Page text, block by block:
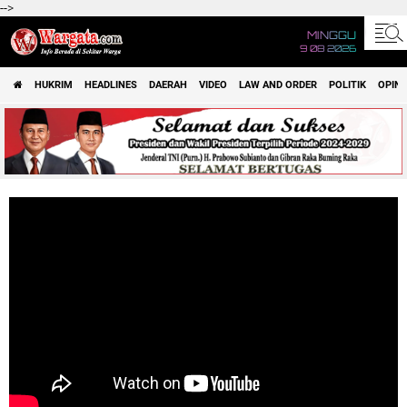
-->
MINGGU
9 08 2026
HUKRIM HEADLINES DAERAH VIDEO LAW AND ORDER POLITIK OPINI